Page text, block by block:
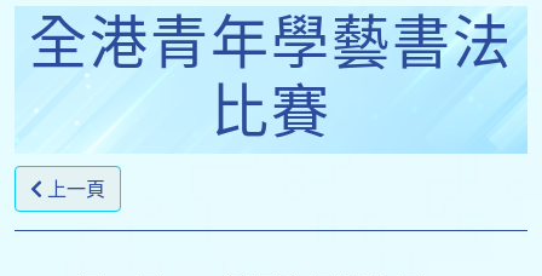
全港青年學藝書法
比賽
上一頁